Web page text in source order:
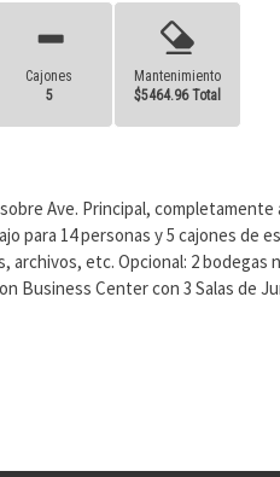
Cajones
5
Mantenimiento
$5464.96 Total
Ave. Principal,
para 14 personas y 5 cajones de
archivos, etc. Opcional: 2 bodegas
Business Center con 3 Salas de